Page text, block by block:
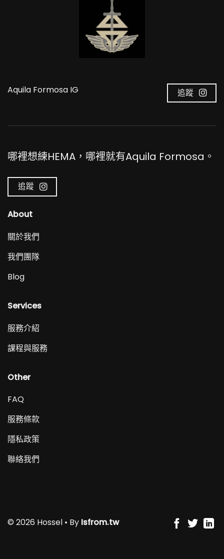
Aquila Formosa IG 追蹤
哪裡想練HEMA，哪裡就有Aquila Formosa。
追蹤
About
關於我們
我們團隊
Blog
Services
服務介紹
課程與服務
Other
FAQ
服務條款
隱私政策
聯絡我們
© 2026 Hossel • By Isfrom.tw